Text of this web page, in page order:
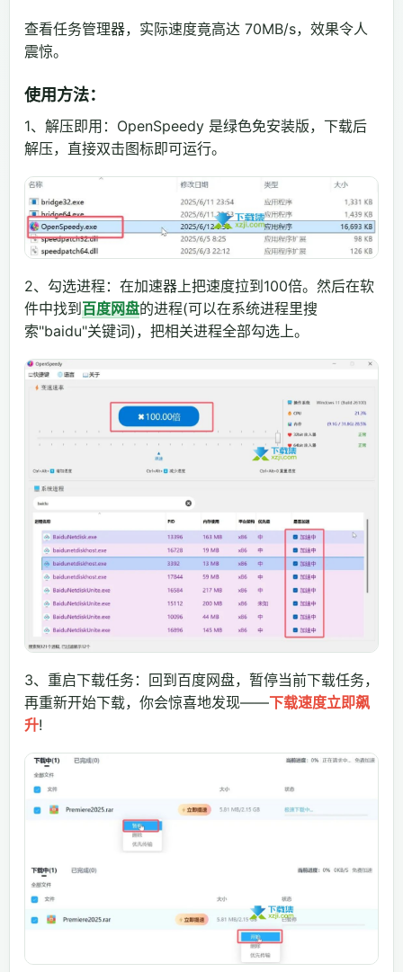
查看任务管理器，实际速度竟高达 70MB/s，效果令人
震惊。
使用方法：
1、解压即用：OpenSpeedy 是绿色免安装版，下载后
解压，直接双击图标即可运行。
2、勾选进程：在加速器上把速度拉到100倍。然后在软
件中找到 百度网盘的进程(可以在系统进程里搜
索"baidu"关键词)，把相关进程全部勾选上。
3、重启下载任务：回到百度网盘，暂停当前下载任务，
再重新开始下载，你会惊喜地发现——下载速度立即飙
升!